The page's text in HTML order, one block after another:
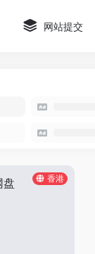
网站提交
香港